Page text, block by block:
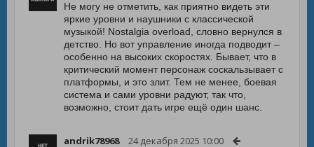
Не могу не отметить, как приятно видеть эти
яркие уровни и наушники с классической
музыкой! Nostalgia overload, словно вернулся в
детство. Но вот управление иногда подводит –
особенно на высоких скоростях. Бывает, что в
критический момент персонаж соскальзывает с
платформы, и это злит. Тем не менее, боевая
система и сами уровни радуют, так что,
возможно, стоит дать игре ещё один шанс.
andrik78968 24 декабря 2025 10:00